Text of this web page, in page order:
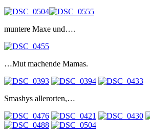
muntere Maxe und….
…Mut machende Mamas.
Smashys allerorten,…